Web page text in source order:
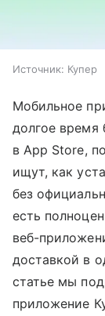
Источник: Купер
Мобильное
долгое время
в App Store,
ищут, как
без
есть
веб-
доставкой в
статье мы
приложение